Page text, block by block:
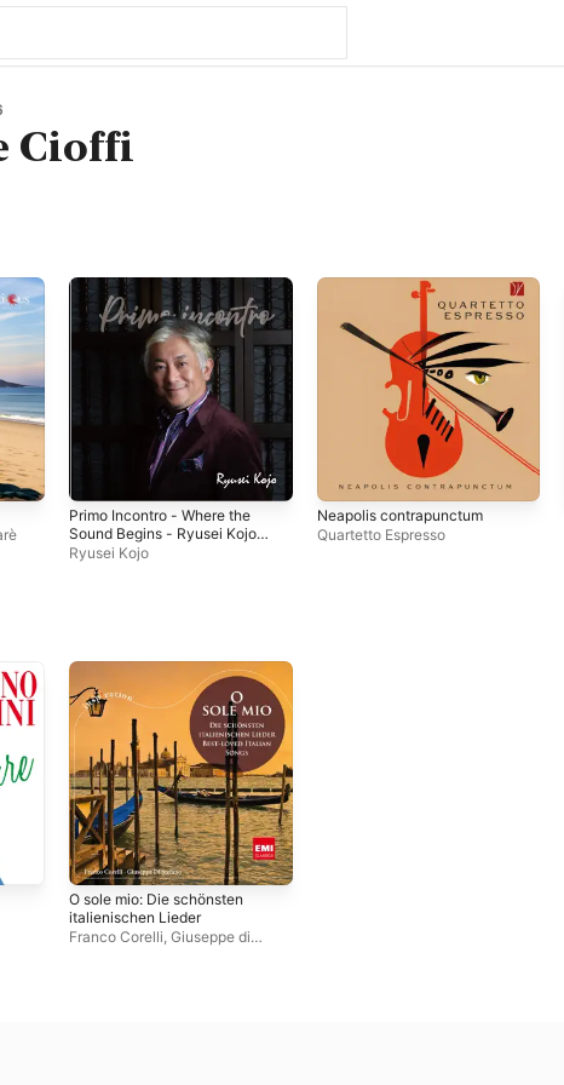
Cioffi
Primo Incontro - Where the
Sound Begins - Ryusei Kojo
Tenor Recital
Ryusei Kojo
Neapolis contrapunctum
Quartetto Espresso
O sole mio: Die schönsten
italienischen Lieder
Franco Corelli Giuseppe di